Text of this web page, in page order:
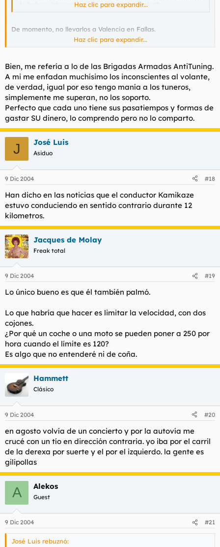
de haber visto morir a sus padres abrasados?
Haz clic para expandir...
De momento, no llevarlos a Valencia en Fallas.
PD: ¿Qué tiene que ver un suicida en sentido contrario con un
Haz clic para expandir...
Bien, me refería a lo de las Brigadas Armadas AntiTuning.
A mi me enfadan muchísimo los inconscientes al volante,
de verdad, igual por eso tengo manía a los tuneros,
simplemente me superan, no los soporto.
Perfecto que cada uno tiene sus pasatiempos y formas de
gastar SU dinero, lo comprendo pero no lo comparto.
J José Luis
Asiduo
9 Dic 2004 #18
Han dicho en las noticias que el conductor Kamikaze
estuvo conduciendo en sentido contrario durante 12
kilometros.
Jacques de Molay
Freak total
9 Dic 2004 #19
Lo único bueno es que él también palmó.
Lo que habría que hacer es limitar la velocidad, con dos
cojones.
¿Por qué un coche o una moto se pueden poner a 250 por
hora cuando el límite es 120?
Es algo que no entenderé ni de coña.
Hammett
Clásico
9 Dic 2004 #20
en agosto volvía de un concierto y por la autovía me
crucé con un tío en dirección contraria. yo iba por el carril
de la derexa por suerte y el por el izquierdo. la gente es
gilipollas
A Alekos
Guest
9 Dic 2004 #21
José Luis rebuznó: